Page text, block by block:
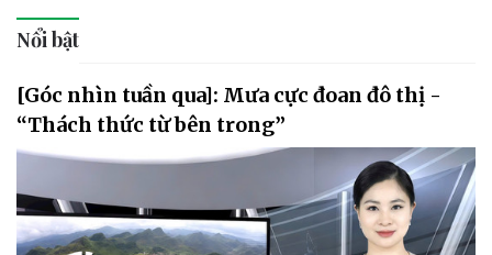
Nổi bật
[Góc nhìn tuần qua]: Mưa cực đoan đô thị -
“Thách thức từ bên trong”